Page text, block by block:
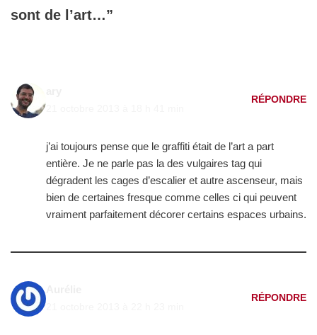
sont de l’art…”
RÉPONDRE
j’ai toujours pense que le graffiti était de l’art a part
entière. Je ne parle pas la des vulgaires tag qui
dégradent les cages d’escalier et autre ascenseur, mais
bien de certaines fresque comme celles ci qui peuvent
vraiment parfaitement décorer certains espaces urbains.
RÉPONDRE